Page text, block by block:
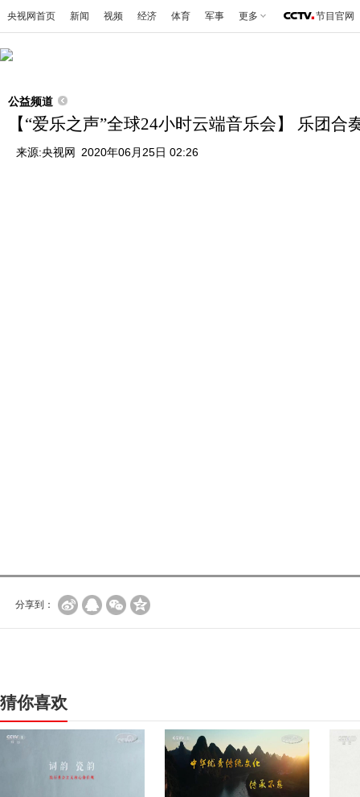
央视网首页 新闻 视频 经济 体育 军事 更多 节目官网
公益频道
【“爱乐之声”全球24小时云端音乐会】 乐团合
来源:央视网 2020年06月25日 02:26
分享到：
猜你喜欢